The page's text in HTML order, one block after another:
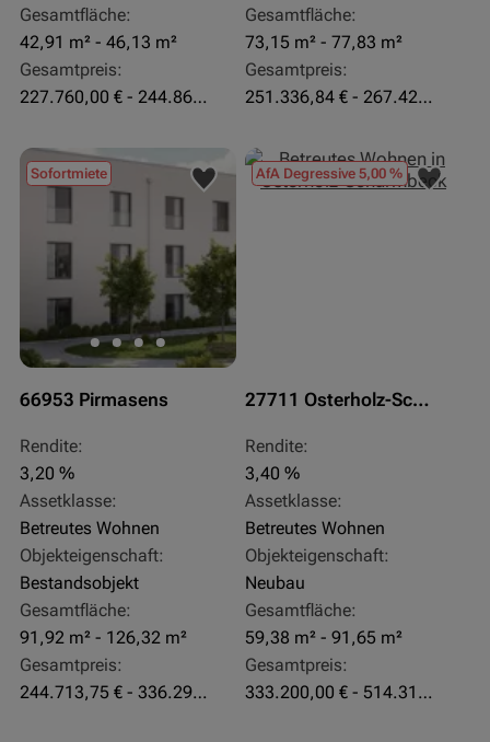
Gesamtfläche:
42,91 m² - 46,13 m²
Gesamtpreis:
227.760,00 € - 244.860,00 €
Gesamtfläche:
73,15 m² - 77,83 m²
Gesamtpreis:
251.336,84 € - 267.420,00 €
Sofortmiete
66953 Pirmasens
Rendite:
3,20 %
Assetklasse:
Betreutes Wohnen
Objekteigenschaft:
Bestandsobjekt
Gesamtfläche:
91,92 m² - 126,32 m²
Gesamtpreis:
244.713,75 € - 336.292 €
AfA Degressive 5,00 %
27711 Osterholz-Scharmbeck
Rendite:
3,40 %
Assetklasse:
Betreutes Wohnen
Objekteigenschaft:
Neubau
Gesamtfläche:
59,38 m² - 91,65 m²
Gesamtpreis:
333.200,00 € - 514.310,00 €